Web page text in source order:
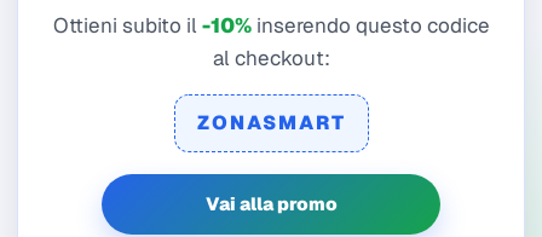
Ottieni subito il -10%inserendo questo codice
al checkout:
ZONASMART
Vai alla promo